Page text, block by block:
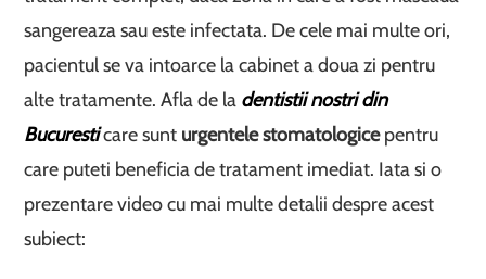
sangereaza sau este infectata. De cele mai multe ori,
pacientul se va intoarce la cabinet a doua zi pentru
alte tratamente. Afla de la dentistii nostri din
Bucuresticare sunt urgentele stomatologicepentru
care puteti beneficia de tratament imediat. Iata si o
prezentare video cu mai multe detalii despre acest
subiect: